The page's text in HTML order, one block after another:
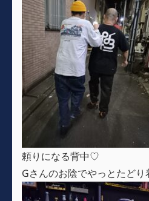
頼りになる背中♡
Gさんのお陰でやっとたどり